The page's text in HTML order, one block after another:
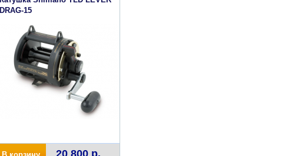
DRAG-15
20 800 р.